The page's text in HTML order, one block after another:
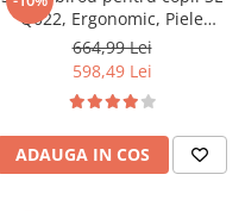
Q022, Ergonomic, Piele
ecologica, Inaltime ajustabila,
Roti pivotante, 90 Kg, roz
664,99 Lei
598,49 Lei
ADAUGA IN COS